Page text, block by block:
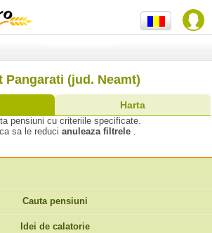
Pangarati (jud. Neamt)
Harta
pensiuni cu criteriile specificate.
sa le reduci anuleaza filtrele .
Cauta pensiuni
Idei de calatorie